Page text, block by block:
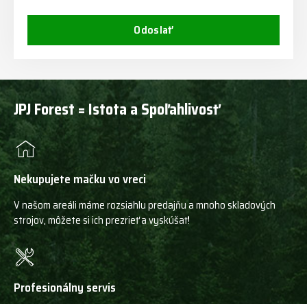
Odoslať
JPJ Forest = Istota a Spoľahlivosť
Nekupujete mačku vo vreci
V našom areáli máme rozsiahlu predajňu a mnoho skladových
strojov, môžete si ich prezrieť a vyskúšať!
Profesionálny servis